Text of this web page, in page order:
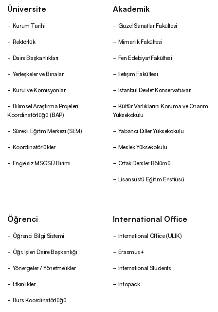
Üniversite
Kurum Tarihi
Rektörlük
Daire Başkanlıkları
Yerleşkeler ve Binalar
Kurul ve Komisyonlar
Bilimsel Araştırma Projeleri
Koordinatörlüğü (BAP)
Sürekli Eğitim Merkezi (SEM)
Koordinatörlükler
Engelsiz MSGSÜ Birimi
Akademik
Güzel Sanatlar Fakültesi
Mimarlık Fakültesi
Fen Edebiyat Fakültesi
İletişim Fakültesi
İstanbul Devlet Konservatuvarı
Kültür Varlıklarını Koruma ve Onarım
Yüksekokulu
Yabancı Diller Yüksekokulu
Meslek Yüksekokulu
Ortak Dersler Bölümü
Lisansüstü Eğitim Enstiüsü
Öğrenci
Öğrenci Bilgi Sistemi
Öğr. İşleri Daire Başkanlığı
Yönergeler / Yönetmelikler
Etkinlikler
Burs Koordinatörlüğü
International Office
International Office (ULIK)
Erasmus+
International Students
Infopack